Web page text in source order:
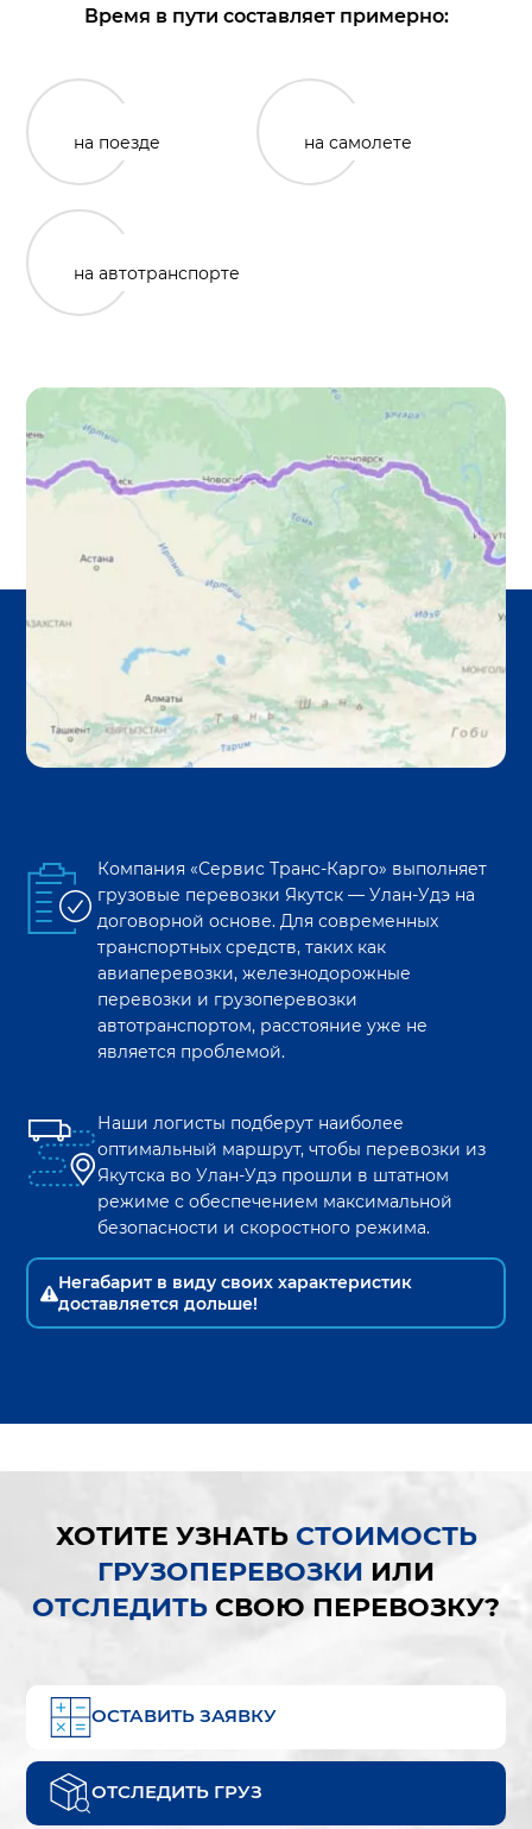
Время в пути составляет примерно:
на поезде на самолете
на автотранспорте
Компания «Сервис Транс-Карго» выполняет
грузовые перевозки Якутск —Улан-Удэ на
договорной основе. Для современных
транспортных средств, таких как
авиаперевозки, железнодорожные
перевозки и грузоперевозки
автотранспортом, расстояние уже не
является проблемой.
Наши логисты подберут наиболее
оптимальный маршрут, чтобы перевозки из
Якутска воУлан-Удэ прошли в штатном
режиме с обеспечением максимальной
безопасности и скоростного режима.
Негабарит в виду своих характеристик
доставляется дольше!
ХОТИТЕ УЗНАТЬ СТОИМОСТЬ
ГРУЗОПЕРЕВОЗКИ ИЛИ
ОТСЛЕДИТЬ СВОЮ ПЕРЕВОЗКУ?
ОСТАВИТЬ ЗАЯВКУ
ОТСЛЕДИТЬ ГРУЗ